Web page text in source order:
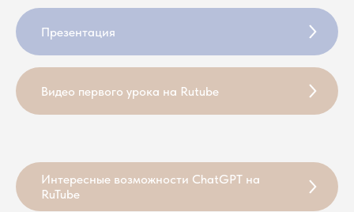
Презентация
Видео первого урока на Rutube
Интересные возможности ChatGPT на
RuTube